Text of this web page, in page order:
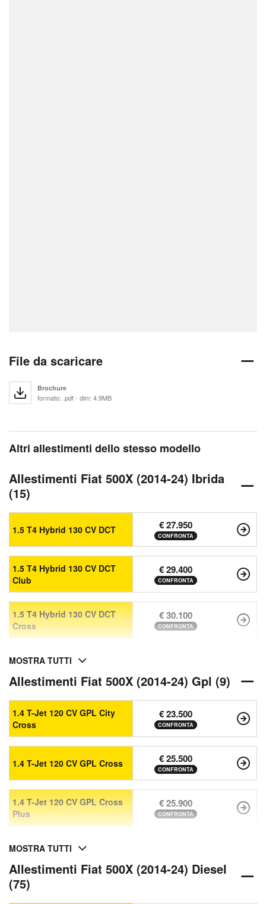
File da scaricare
Brochure
formato: .pdf - dim: 4.9MB
Altri allestimenti dello stesso modello
Allestimenti Fiat 500X (2014-24) Ibrida
(15)
1.5 T4 Hybrid 130 CV DCT € 27.950
CONFRONTA
1.5 T4 Hybrid 130 CV DCT
Club
€ 29.400
CONFRONTA
1.5 T4 Hybrid 130 CV DCT
Cross
€ 30.100
CONFRONTA
MOSTRA TUTTI
Allestimenti Fiat 500X (2014-24) Gpl (9)
1.4 T-Jet 120 CV GPL City
Cross
€ 23.500
CONFRONTA
1.4 T-Jet 120 CV GPL Cross € 25.500
CONFRONTA
1.4 T-Jet 120 CV GPL Cross
Plus
€ 25.900
CONFRONTA
MOSTRA TUTTI
Allestimenti Fiat 500X (2014-24) Diesel
(75)